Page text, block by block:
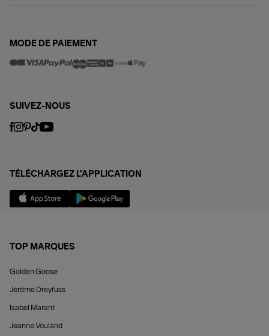
MODE DE PAIEMENT
SUIVEZ-NOUS
TÉLÉCHARGEZ L'APPLICATION
TOP MARQUES
Golden Goose
Jérôme Dreyfuss
Isabel Marant
Jeanne Vouland